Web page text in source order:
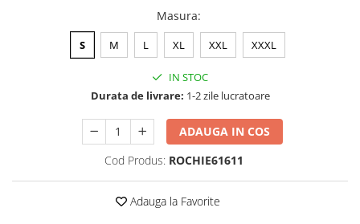
Masura:
S M L XL XXL XXXL
IN STOC
Durata de livrare: 1-2 zile lucratoare
ADAUGA IN COS
Cod Produs: ROCHIE61611
Adauga la Favorite